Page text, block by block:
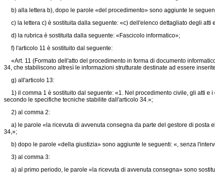
b) alla lettera b), dopo le parole «del procedimento» sono aggiunte le
c) la lettera c) è sostituita dalla seguente: «c) dell'elenco dettagliato degli
d) la rubrica è sostituita dalla seguente: «Fascicolo informatico»;
f) l'articolo 11 è sostituito dal seguente:
«Art. 11 (Formato dell'atto del procedimento in forma di documento
34, che stabiliscono altresì le informazioni strutturate destinate ad essere
g) all'articolo 13:
1) il comma 1 è sostituito dal seguente: «1. Nel procedimento civile, gli atti e
secondo le specifiche tecniche stabilite dall'articolo 34.»;
2) al comma 2:
a) le parole «la ricevuta di avvenuta consegna da parte del gestore di posta
34,»;
b) dopo le parole «della giustizia» sono aggiunte le seguenti: «, senza
3) al comma 3:
a) al primo periodo, le parole «la ricevuta di avvenuta consegna» sono